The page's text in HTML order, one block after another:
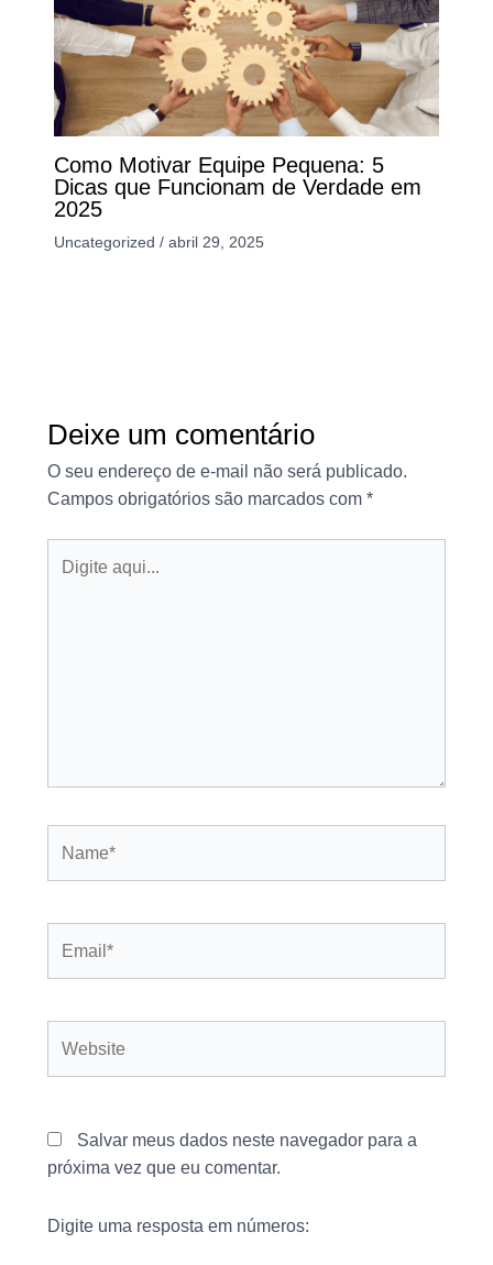
Como Motivar Equipe Pequena: 5
Dicas que Funcionam de Verdade em
2025
Uncategorized / abril 29, 2025
Deixe um comentário
O seu endereço de e-mail não será publicado.
Campos obrigatórios são marcados com *
aqui...
Salvar meus dados neste navegador para a
próxima vez que eu comentar.
Digite uma resposta em números: